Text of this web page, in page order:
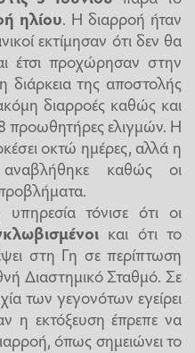
ηλίου. Η διαρροή ήταν
εκτίμησαν ότι δεν θα
έτσι προχώρησαν στην
της αποστολής
διαρροές καθώς και
προωθητήρες ελιγμών. Η
οκτώ ημέρες, αλλά η
αναβλήθηκε καθώς οι
υπηρεσία τόνισε ότι οι
και ότι το
στη Γη σε περίπτωση
Διαστημικό Σταθμό. Σε
των γεγονότων εγείρει
η εκτόξευση έπρεπε να
όπως σημειώνει το